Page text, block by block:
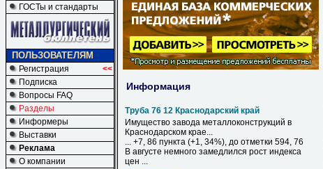
ГОСТы и стандарты
ПОЛЬЗОВАТЕЛЯМ
Регистрация
<<
Подписка
Вопросы FAQ
Разделы
Информеры
Выставки
Реклама
О компании
Информация
Труба 76 12 Краснодарский край
Имущество завода металлоконструкций в
Краснодарском крае...
... +7, 86 пункта (+1, 34%), до отметки 594, 76
В августе немного замедлился рост индекса
цен ...